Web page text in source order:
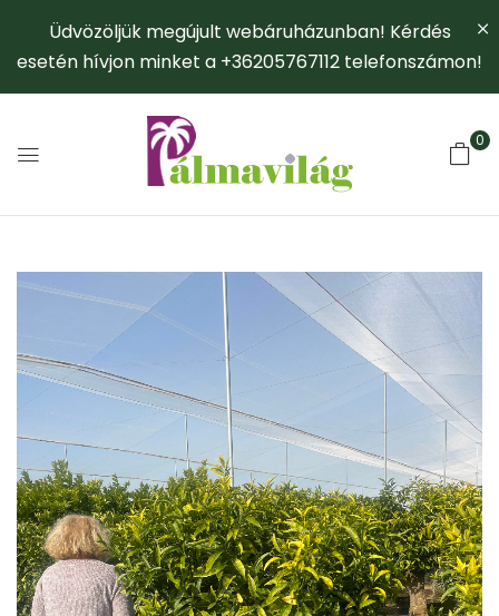
Üdvözöljük megújult webáruházunban! Kérdés
esetén hívjon minket a +36205767112 telefonszámon!
0